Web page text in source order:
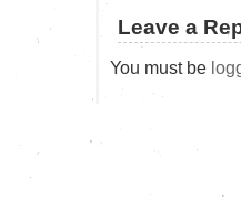
Leave a
You must be